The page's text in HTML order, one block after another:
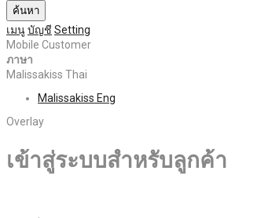
ค้นหา
เมนูบัญชี Setting
Mobile Customer
ภาษา
Malissakiss Thai
Malissakiss Eng
Overlay
เข้าสู่ระบบสำหรับลูกค้า